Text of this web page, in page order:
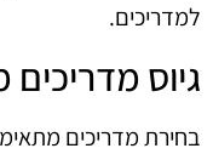
למדריכים.
גיוס מדריכים
בחירת מדריכים